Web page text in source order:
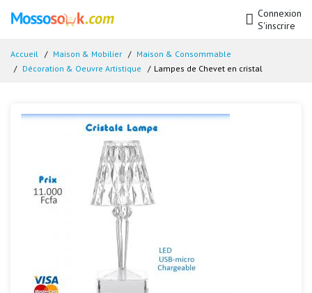
Connexion
S'inscrire
Accueil Maison & Mobilier
Maison & Consommable
Décoration & Oeuvre Artistique
Lampes de Chevet en cristal